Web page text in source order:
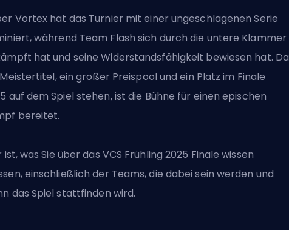
Vortex hat das Turnier mit einer ungeschlagenen Serie
während Team Flash sich durch die untere Klammer
hat und seine Widerstandsfähigkeit bewiesen hat. Da
ein großer Preispool und ein Platz im Finale
auf dem Spiel stehen, ist die Bühne für einen epischen
bereitet.
ist, was Sie über das VCS Frühling 2025 Finale wissen
einschließlich der Teams, die dabei sein werden und
das Spiel stattfinden wird.